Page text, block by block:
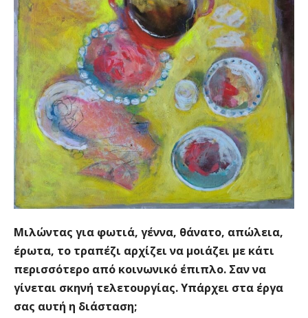
Μιλώντας για φωτιά, γέννα, θάνατο, απώλεια,
έρωτα, το τραπέζι αρχίζει να μοιάζει με κάτι
περισσότερο από κοινωνικό έπιπλο. Σαν να
γίνεται σκηνή τελετουργίας. Υπάρχει στα έργα
σας αυτή η διάσταση;